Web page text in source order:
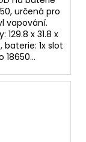
určená pro
vapování.
129.8 x 31.8 x
baterie: 1x slot
18650...